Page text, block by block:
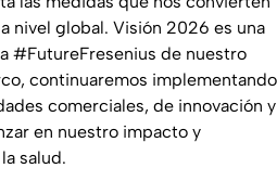
nivel global. Visión 2026 es una
#FutureFresenius de nuestro
continuaremos implementando
comerciales, de innovación y
en nuestro impacto y
salud.